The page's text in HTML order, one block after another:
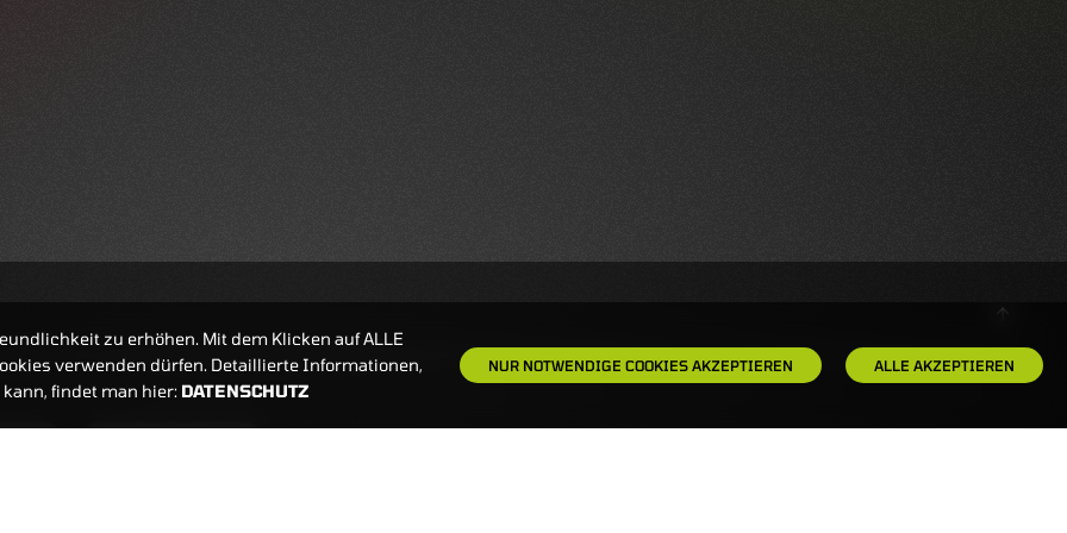
zu erhöhen. Mit dem Klicken auf ALLE
verwenden dürfen. Detaillierte Informationen,
findet man hier: DATENSCHUTZ
NUR NOTWENDIGE COOKIES AKZEPTIEREN ALLE AKZEPTIEREN